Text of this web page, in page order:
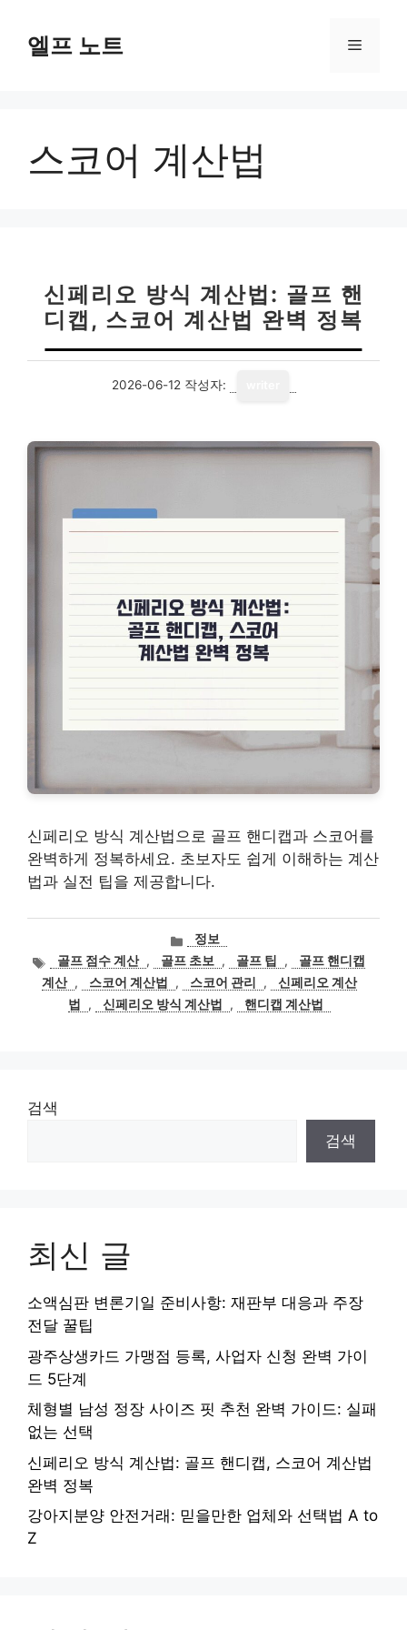
엘프 노트 메
스코어 계산법
신페리오 방식 계산법: 골프 핸
디캡, 스코어 계산법 완벽 정복
2026-06-12 작성자:
신페리오 방식 계산법으로 골프 핸디캡과 스코어를
완벽하게 정복하세요. 초보자도 쉽게 이해하는 계산
법과 실전 팁을 제공합니다.
카
테
고
리
정보
태
그
골프 점수 계산 , 골프 초보 , 골프 팁 ,
골프 핸디캡
계산 , 스코어 계산법 , 스코어 관리 ,
신페리오 계산
법
, 신페리오 방식 계산법 , 핸디캡 계산법
검색
검색
최신 글
소액심판 변론기일 준비사항: 재판부 대응과 주장
전달 꿀팁
광주상생카드 가맹점 등록, 사업자 신청 완벽 가이
드 5단계
체형별 남성 정장 사이즈 핏 추천 완벽 가이드: 실패
없는 선택
신페리오 방식 계산법: 골프 핸디캡, 스코어 계산법
완벽 정복
강아지분양 안전거래: 믿을만한 업체와 선택법 A to
Z